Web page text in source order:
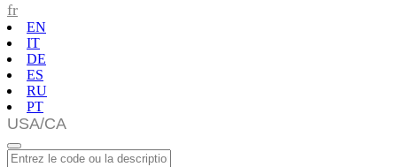
fr
EN
IT
DE
ES
RU
PT